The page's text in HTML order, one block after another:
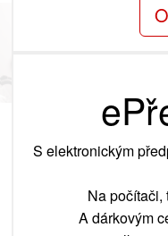
S elektronickým
Na počítači,
A dárkovým